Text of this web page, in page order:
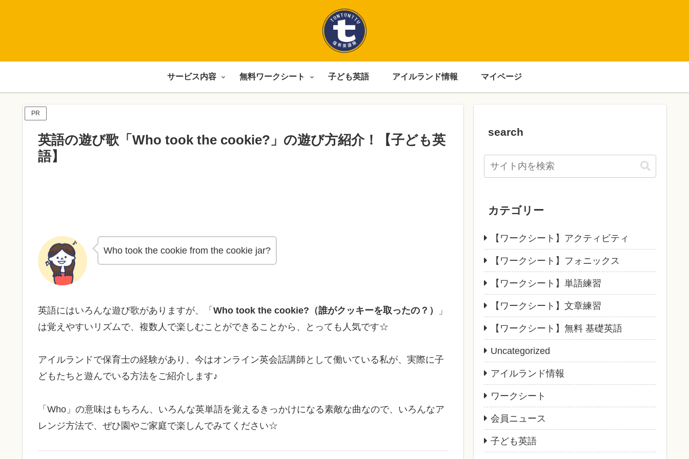
サービス内容 無料ワークシート 子ども英語 アイルランド情報 マイページ
PR
英語の遊び歌「Who took the cookie?」の遊び方紹介！【子ども英
語】
Who took the cookie from the cookie jar?
英語にはいろんな遊び歌がありますが、「 Who took the cookie?（誰がクッキーを取ったの？）
」
は覚えやすいリズムで、複数人で楽しむことができることから、とっても人気です☆
アイルランドで保育士の経験があり、今はオンライン英会話講師として働いている私が、実際に子
どもたちと遊んでいる方法をご紹介します♪
「Who」の意味はもちろん、いろんな英単語を覚えるきっかけになる素敵な曲なので、いろんなア
レンジ方法で、ぜひ園やご家庭で楽しんでみてください☆
search
カテゴリー
【ワークシート】アクティビティ
【ワークシート】フォニックス
【ワークシート】単語練習
【ワークシート】文章練習
【ワークシート】無料 基礎英語
Uncategorized
アイルランド情報
ワークシート
会員ニュース
子ども英語